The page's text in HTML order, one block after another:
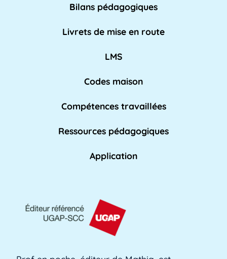
non-enseignant qui travaille dans les [...]
Affaires académiques
chargée de soutenir l'apprentissage et les [...]
L'AFPA, ou Association nationale pour la
formation professionnelle des adultes, est une
Bilans pédagogiques
Livrets de mise en route
LMS
Codes maison
Compétences travaillées
Ressources pédagogiques
Application